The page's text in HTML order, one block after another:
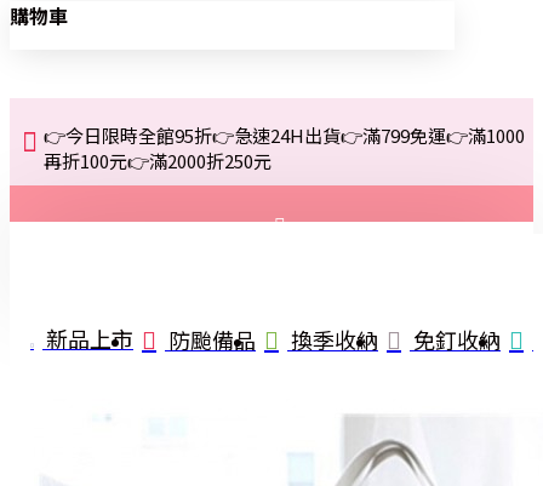
購物車
👉今日限時全館95折👉急速24H出貨👉滿799免運👉滿1000
再折100元👉滿2000折250元
註冊
新品上市 防颱備品 換季收納 免釘收納